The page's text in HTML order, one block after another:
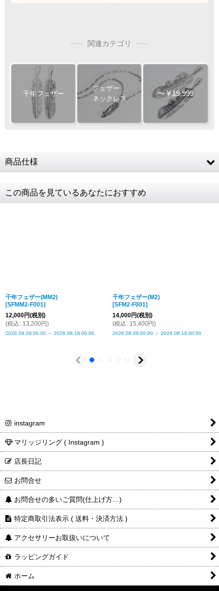
ご注文・決済お手続き完了後
『 製作・お届け 』となります
キャンセル・返品不可
関連カテゴリ
千年フェザー
フェザー
ネックレス
〜 ¥ 19,999
商品仕様
フェザー 約33 × 7mm
この商品を見ているあなたにおすすめ
千年フェザー(MM2)
[SFMM2-F001]
12,000円(税別)
(税込 : 13,200円)
2026.08.09 00:00 ～ 2026.08.16 00:00
千年フェザー(M2)
[SFM2-F001]
14,000円(税別)
(税込 : 15,400円)
2026.08.09 00:00 ～ 2026.08.16 00:00
instagram
マリッジリング ( Instagram )
店長日記
お問合せ
お問合せの多いご質問(仕上げ方…)
特定商取引法表示 ( 送料・決済方法 )
アクセサリーお取扱いについて
ラッピングガイド
ホーム